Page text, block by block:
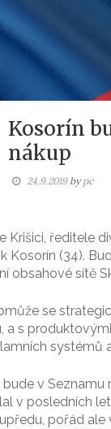
Kosorín
nákup
24.9.2019bypc
Krišici, ředitele
Kosorín (34).
obsahové sítě
se
a s
systémů
bude v
v posledních
pořád ale